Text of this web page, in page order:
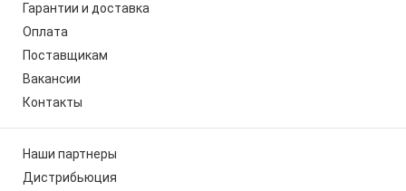
Гарантии и доставка
Оплата
Поставщикам
Вакансии
Контакты
Наши партнеры
Дистрибьюция